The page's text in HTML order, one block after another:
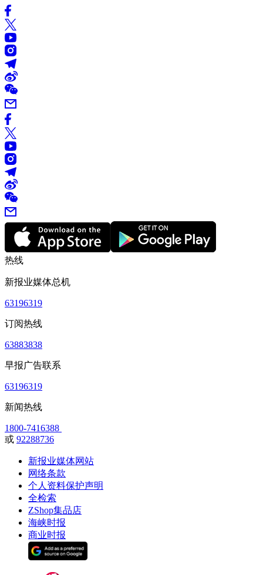
热线
新报业媒体总机
63196319
订阅热线
63883838
早报广告联系
63196319
新闻热线
1800-7416388
或 92288736
新报业媒体网站
网络条款
个人资料保护声明
全检索
ZShop集品店
海峡时报
商业时报